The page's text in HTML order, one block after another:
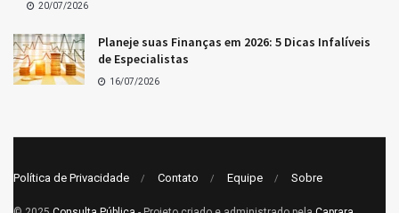
20/07/2026
Planeje suas Finanças em 2026: 5 Dicas Infalíveis
de Especialistas
16/07/2026
Política de Privacidade Contato Equipe Sobre